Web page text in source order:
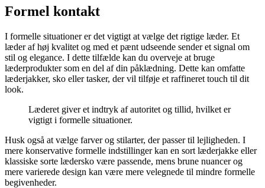
Formel kontakt
I formelle situationer er det vigtigt at vælge det rigtige læder. Et
læder af høj kvalitet og med et pænt udseende sender et signal om
stil og elegance. I dette tilfælde kan du overveje at bruge
læderprodukter som en del af din påklædning. Dette kan omfatte
læderjakker, sko eller tasker, der vil tilføje et raffineret touch til dit
look.
Læderet giver et indtryk af autoritet og tillid, hvilket er
vigtigt i formelle situationer.
Husk også at vælge farver og stilarter, der passer til lejligheden. I
mere konservative formelle indstillinger kan en sort læderjakke eller
klassiske sorte lædersko være passende, mens brune nuancer og
mere varierede design kan være mere velegnede til mindre formelle
begivenheder.